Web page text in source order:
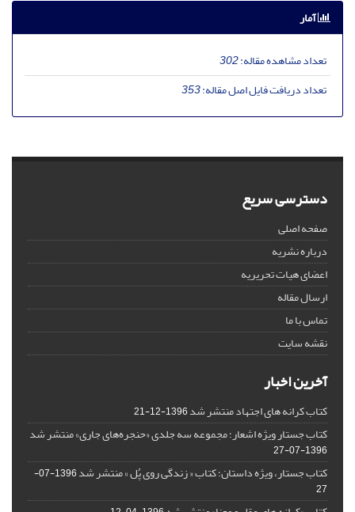
آمار
تعداد مشاهده مقاله:302
تعداد دریافت فایل اصل مقاله:353
دسترسی سریع
صفحه اصلی
درباره نشریه
اعضای هیات تحریریه
ارسال مقاله
تماس با ما
نقشه سایت
آخرین اخبار
کتاب کرانه های اجتهاد منتشر شد1396-12-21
کتاب جستار ویژه اشعار؛ مجموعه سه جلدی «حنجره‌های جاری» منتشر شد
1396-07-27
کتاب جستار، ویژه داستان؛ کتاب « زندگی روی پُل » منتشر شد
1396-07-
27